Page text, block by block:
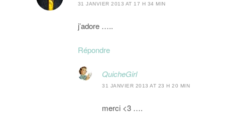
31 JANVIER 2013 AT 17 H 34 MIN
j’adore …..
Répondre
QuicheGirl
31 JANVIER 2013 AT 23 H 20 MIN
merci <3 ….